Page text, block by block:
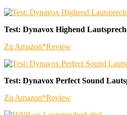
Test: Dynavox Highend
Zu Amazon*Review
Test: Dynavox Perfect Sound
Zu Amazon*Review